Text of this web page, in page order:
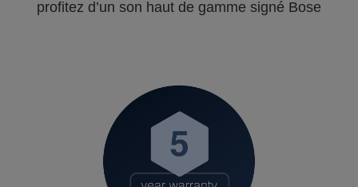
profitez d’un son haut de gamme signé Bose